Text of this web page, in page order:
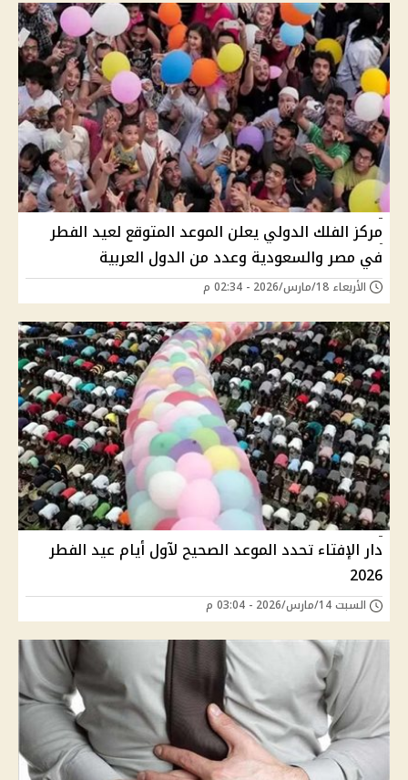
مركز الفلك الدولي يعلن الموعد المتوقع لعيد الفطر
في مصر والسعودية وعدد من الدول العربية
الأربعاء 18/مارس/2026 - 02:34 م
دار الإفتاء تحدد الموعد الصحيح لآول أيام عيد الفطر
2026
السبت 14/مارس/2026 - 03:04 م